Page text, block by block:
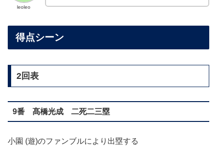
leoleo
得点シーン
2回表
9番 髙橋光成 二死二三塁
小園 (遊)のファンブルにより出塁する